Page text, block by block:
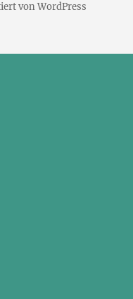
von WordPress